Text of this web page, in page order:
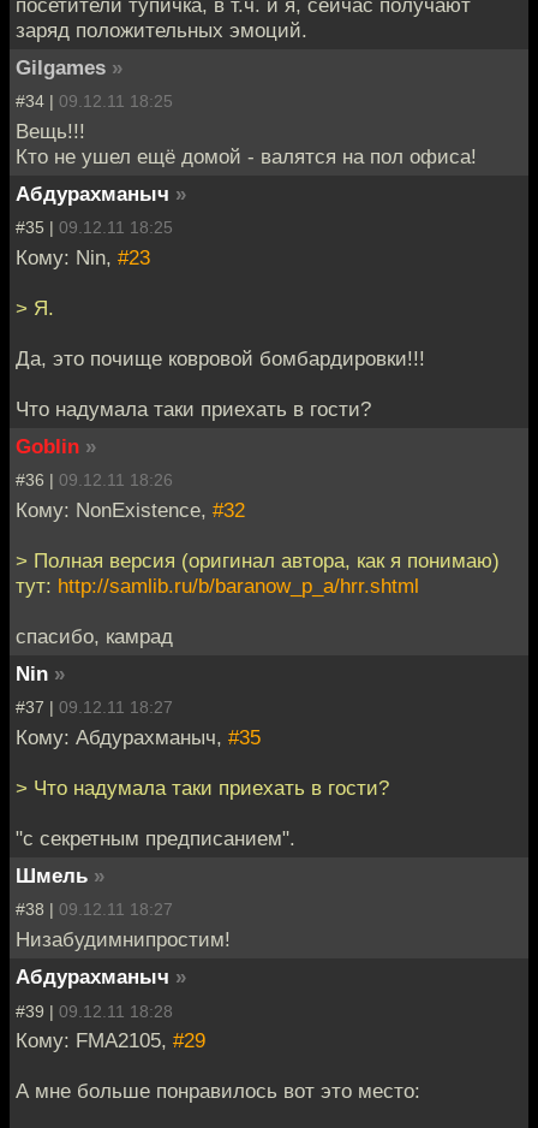
посетители тупичка, в т.ч. и я, сейчас получают
заряд положительных эмоций.
Gilgames »
#34 | 09.12.11 18:25
Вещь!!!
Кто не ушел ещё домой - валятся на пол офиса!
Абдурахманыч »
#35 | 09.12.11 18:25
Кому: Nin, #23
> Я.
Да, это почище ковровой бомбардировки!!!
Что надумала таки приехать в гости?
Goblin »
#36 | 09.12.11 18:26
Кому: NonExistence, #32
> Полная версия (оригинал автора, как я понимаю)
тут: http://samlib.ru/b/baranow_p_a/hrr.shtml
спасибо, камрад
Nin »
#37 | 09.12.11 18:27
Кому: Абдурахманыч, #35
> Что надумала таки приехать в гости?
"с секретным предписанием".
Шмель »
#38 | 09.12.11 18:27
Низабудимнипростим!
Абдурахманыч »
#39 | 09.12.11 18:28
Кому: FMA2105, #29
А мне больше понравилось вот это место: